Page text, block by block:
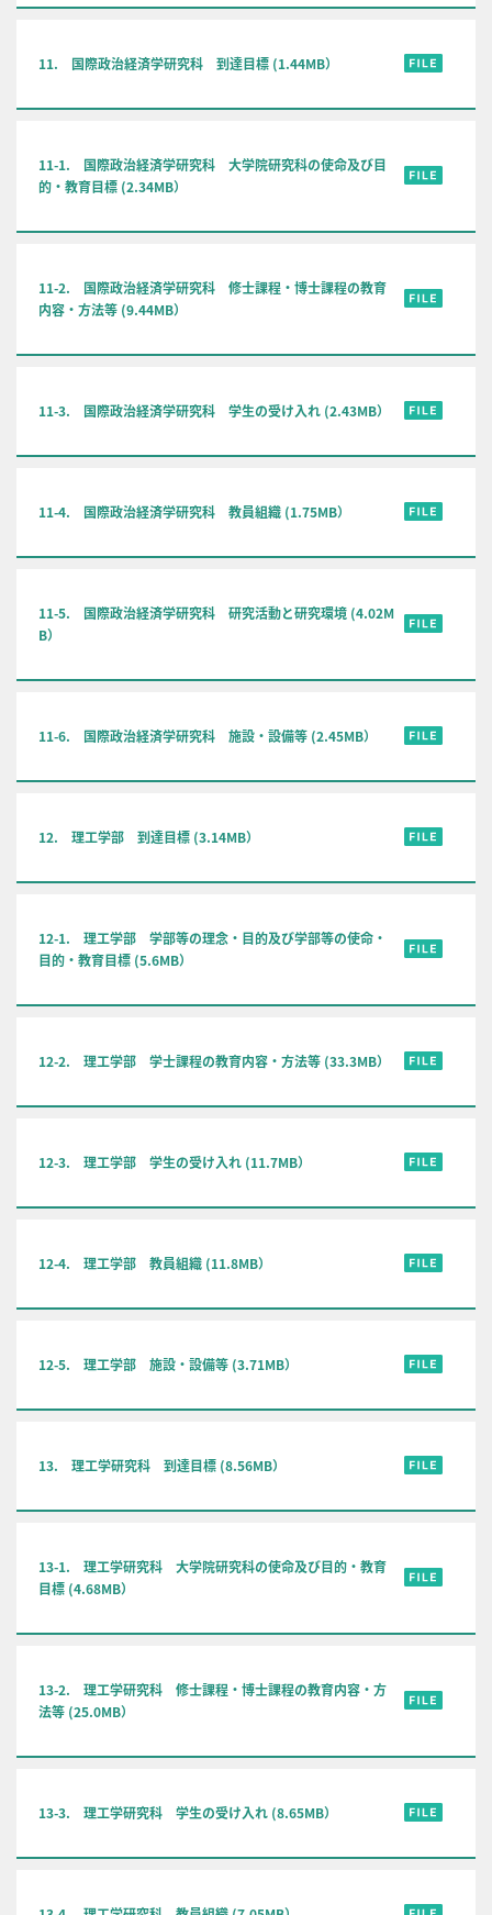
11. 国際政治経済学研究科 到達目標 (1.44MB）
11-1. 国際政治経済学研究科 大学院研究科の使命及び目
的・教育目標 (2.34MB）
11-2. 国際政治経済学研究科 修士課程・博士課程の教育
内容・方法等 (9.44MB）
11-3. 国際政治経済学研究科 学生の受け入れ (2.43MB）
11-4. 国際政治経済学研究科 教員組織 (1.75MB）
11-5. 国際政治経済学研究科 研究活動と研究環境 (4.02M
B）
11-6. 国際政治経済学研究科 施設・設備等 (2.45MB）
12. 理工学部 到達目標 (3.14MB）
12-1. 理工学部 学部等の理念・目的及び学部等の使命・
目的・教育目標 (5.6MB）
12-2. 理工学部 学士課程の教育内容・方法等 (33.3MB）
12-3. 理工学部 学生の受け入れ (11.7MB）
12-4. 理工学部 教員組織 (11.8MB）
12-5. 理工学部 施設・設備等 (3.71MB）
13. 理工学研究科 到達目標 (8.56MB）
13-1. 理工学研究科 大学院研究科の使命及び目的・教育
目標 (4.68MB）
13-2. 理工学研究科 修士課程・博士課程の教育内容・方
法等 (25.0MB）
13-3. 理工学研究科 学生の受け入れ (8.65MB）